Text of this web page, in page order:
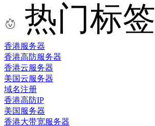
热门标签
香港服务器
香港高防服务器
香港云服务器
美国云服务器
域名注册
香港高防IP
美国服务器
香港大带宽服务器